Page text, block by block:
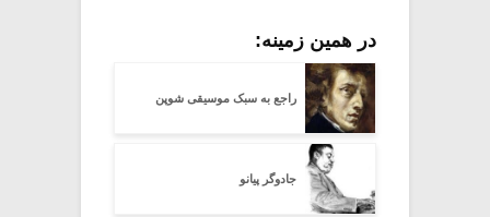
در همین زمینه:
راجع به سبک موسیقی شوپن
جادوگر پیانو